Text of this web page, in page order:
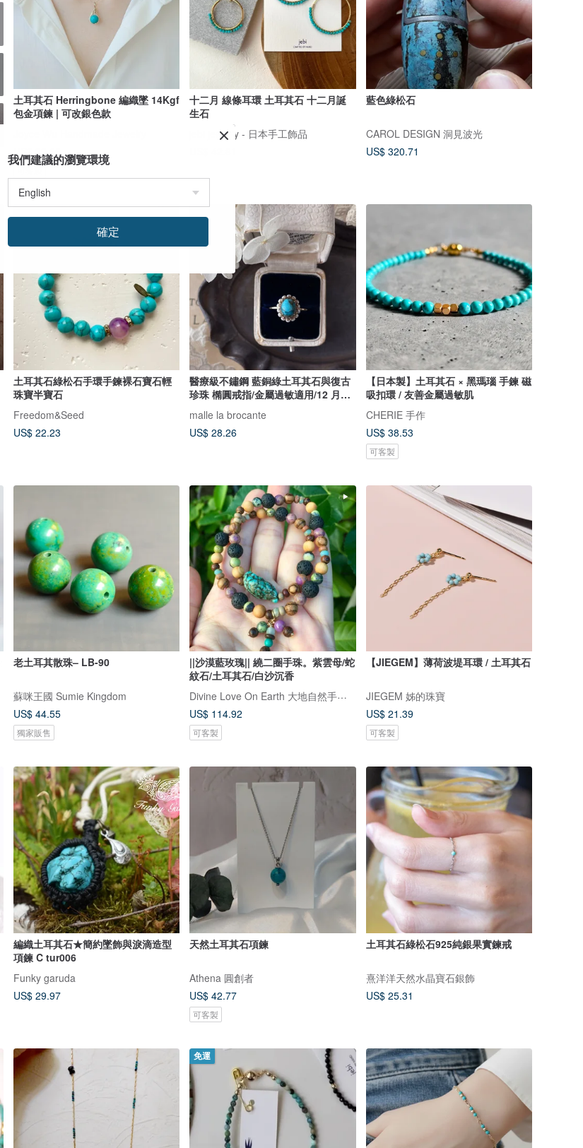
土耳其石 Herringbone 編織墜 14Kgf
包金項鍊 | 可改銀色款
US$ 39.65
可客製
十二月 線條耳環 土耳其石 十二月誕
生石
jebi jewelry - 日本手工飾品
藍色綠松石
CAROL DESIGN 洞見波光
US$ 320.71
土耳其石綠松石手環手鍊裸石寶石輕
珠寶半寶石
Freedom&Seed
US$ 22.23
醫療級不鏽鋼 藍銅綠土耳其石與復古
珍珠 橢圓戒指/金屬過敏適用/12 月誕
生石
malle la brocante
US$ 28.26
【日本製】土耳其石 × 黑瑪瑙 手鍊 磁
吸扣環 / 友善金屬過敏肌
CHERIE 手作
US$ 38.53
可客製
老土耳其散珠– LB-90
蘇咪王國 Sumie Kingdom
US$ 44.55
獨家販售
||沙漠藍玫瑰|| 繞二圈手珠。紫雲母/蛇
紋石/土耳其石/白沙沉香
Divine Love On Earth 大地自然手作飾品
US$ 114.92
可客製
【JIEGEM】薄荷波堤耳環 / 土耳其石
JIEGEM 姊的珠寶
US$ 21.39
可客製
編織土耳其石★簡約墜飾與淚滴造型
項鍊 C tur006
Funky garuda
US$ 29.97
天然土耳其石項鍊
Athena 圓創者
US$ 42.77
可客製
土耳其石綠松石925純銀果實鍊戒
熹洋洋天然水晶寶石銀飾
US$ 25.31
免運
我們建議的瀏覽環境
確定